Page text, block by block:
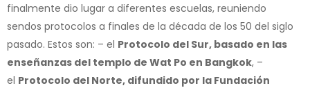
finalmente dio lugar a diferentes escuelas, reuniendo
sendos protocolos a finales de la década de los 50 del siglo
pasado. Estos son: – el Protocolo del Sur, basado en las
enseñanzas del templo de Wat Po en Bangkok, –
el Protocolo del Norte, difundido por la Fundación